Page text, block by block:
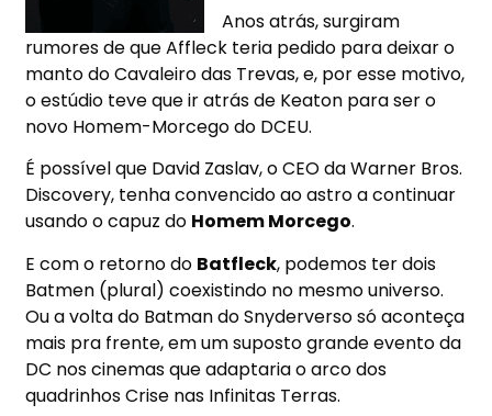
Anos atrás, surgiram
rumores de que Affleck teria pedido para deixar o
manto do Cavaleiro das Trevas, e, por esse motivo,
o estúdio teve que ir atrás de Keaton para ser o
novo Homem-Morcego do DCEU.
É possível que David Zaslav, o CEO da Warner Bros.
Discovery, tenha convencido ao astro a continuar
usando o capuz do Homem Morcego.
E com o retorno do Batfleck, podemos ter dois
Batmen (plural) coexistindo no mesmo universo.
Ou a volta do Batman do Snyderverso só aconteça
mais pra frente, em um suposto grande evento da
DC nos cinemas que adaptaria o arco dos
quadrinhos Crise nas Infinitas Terras.